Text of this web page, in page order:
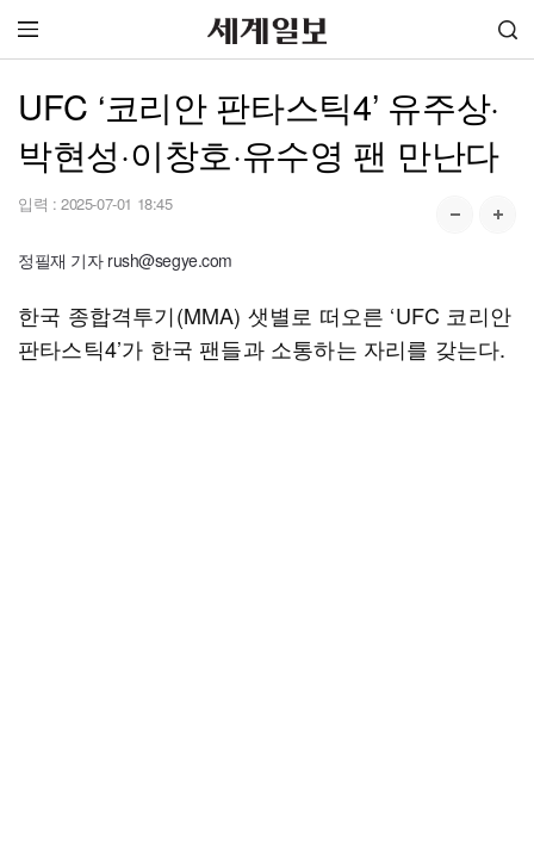
UFC ‘코리안 판타스틱4’ 유주상·
박현성·이창호·유수영 팬 만난다
입력 : 2025-07-01 18:45
정필재 기자 rush@segye.com
한국 종합격투기(MMA) 샛별로 떠오른 ‘UFC 코리안
판타스틱4’가 한국 팬들과 소통하는 자리를 갖는다.